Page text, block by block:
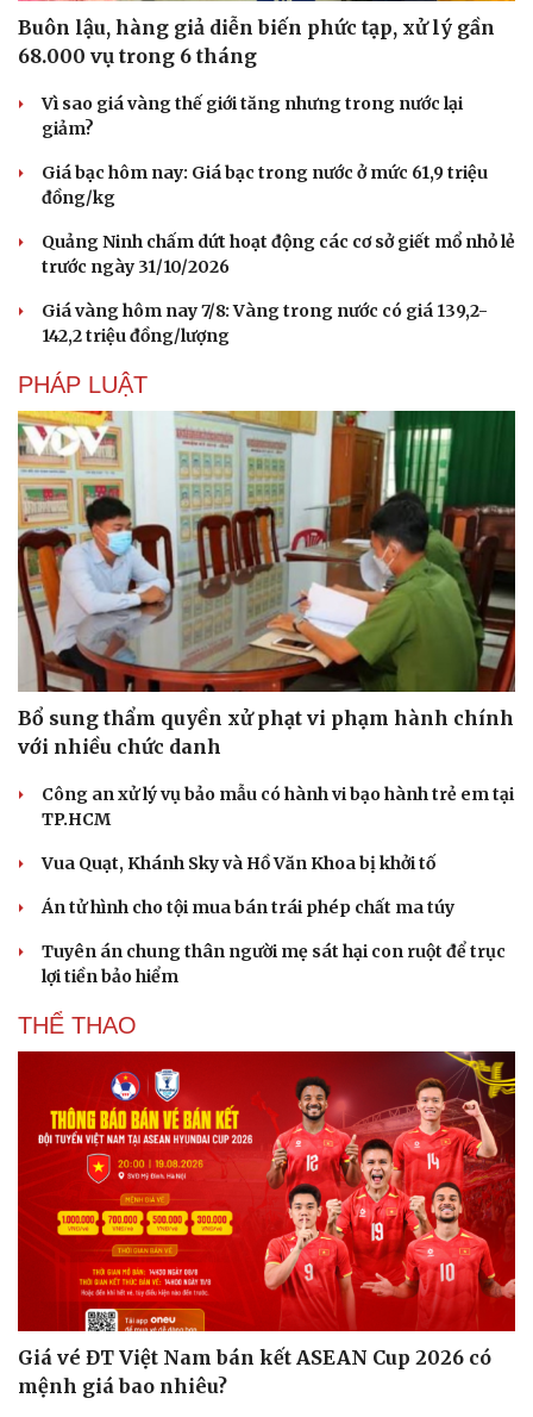
Du lịch
Tư vấn
Săn Tour
check-in
Podcast
Hạt giống tâm hồn
Buôn lậu, hàng giả diễn biến phức tạp, xử lý gần
68.000 vụ trong 6 tháng
Vì sao giá vàng thế giới tăng nhưng trong nước lại
giảm?
Giá bạc hôm nay: Giá bạc trong nước ở mức 61,9 triệu
đồng/kg
Quảng Ninh chấm dứt hoạt động các cơ sở giết mổ nhỏ lẻ
trước ngày 31/10/2026
Giá vàng hôm nay 7/8: Vàng trong nước có giá 139,2-
142,2 triệu đồng/lượng
PHÁP LUẬT
Bổ sung thẩm quyền xử phạt vi phạm hành chính
với nhiều chức danh
Công an xử lý vụ bảo mẫu có hành vi bạo hành trẻ em tại
TP.HCM
Vua Quạt, Khánh Sky và Hồ Văn Khoa bị khởi tố
Án tử hình cho tội mua bán trái phép chất ma túy
Tuyên án chung thân người mẹ sát hại con ruột để trục
lợi tiền bảo hiểm
THỂ THAO
Giá vé ĐT Việt Nam bán kết ASEAN Cup 2026 có
mệnh giá bao nhiêu?